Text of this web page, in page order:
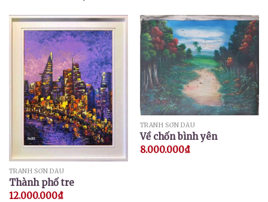
TRANH SƠN DẦU
Thành phố tre
12.000.000₫
TRANH SƠN DẦU
Về chốn bình yên
8.000.000₫